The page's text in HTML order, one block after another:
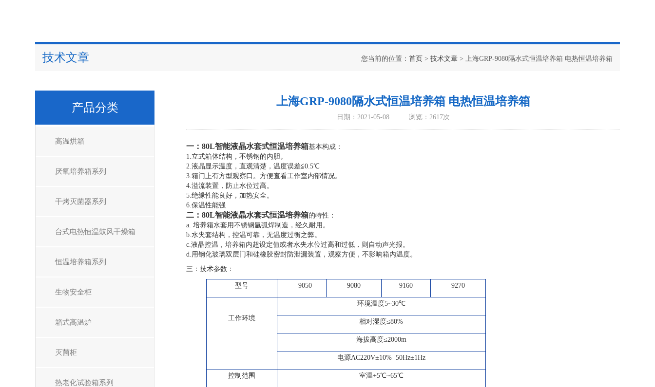
技术文章 您当前的位置： 首页 > 技术文章 > 上海GRP-9080隔水式恒温培养箱 电热恒温培养箱
上海GRP-9080隔水式恒温培养箱 电热恒温培养箱
日期：2021-05-08 浏览：2617次
一： 80L智能液晶水套式恒温培养箱基本构成：
1.立式箱体结构，不锈钢的内胆。
2.液晶显示温度，直观清楚，温度误差≦0.5℃
3.箱门上有方型观察口。方便查看工作室内部情况。
4.溢流装置，防止水位过高。
5.绝缘性能良好，加热安全。
6.保温性能强
二： 80L智能液晶水套式恒温培养箱的特性：
a. 培养箱水套用不锈钢氩弧焊制造，经久耐用。
b.水夹套结构，控温可靠，无温度过衡之弊。
c.液晶控温，培养箱内超设定值或者水夹水位过高和过低，则自动声光报。
d.用钢化玻璃双层门和硅橡胶密封防泄漏装置，观察方便，不影响箱内温度。
三：技术参数：
型号 9050 9080 9160 9270
工作环境
环境温度5~30℃
相对湿度≤80%
海拔高度≤2000m
电源AC220V±10% 50Hz±1Hz
控制范围 室温+5℃~65℃
产品分类
高温烘箱
厌氧培养箱系列
干烤灭菌器系列
台式电热恒温鼓风干燥箱
恒温培养箱系列
生物安全柜
箱式高温炉
灭菌柜
热老化试验箱系列